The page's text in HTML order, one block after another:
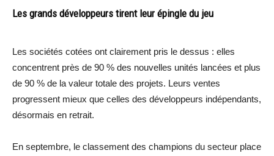
Les grands développeurs tirent leur épingle du jeu
Les sociétés cotées ont clairement pris le dessus : elles
concentrent près de 90 % des nouvelles unités lancées et plus
de 90 % de la valeur totale des projets. Leurs ventes
progressent mieux que celles des développeurs indépendants,
désormais en retrait.
En septembre, le classement des champions du secteur place